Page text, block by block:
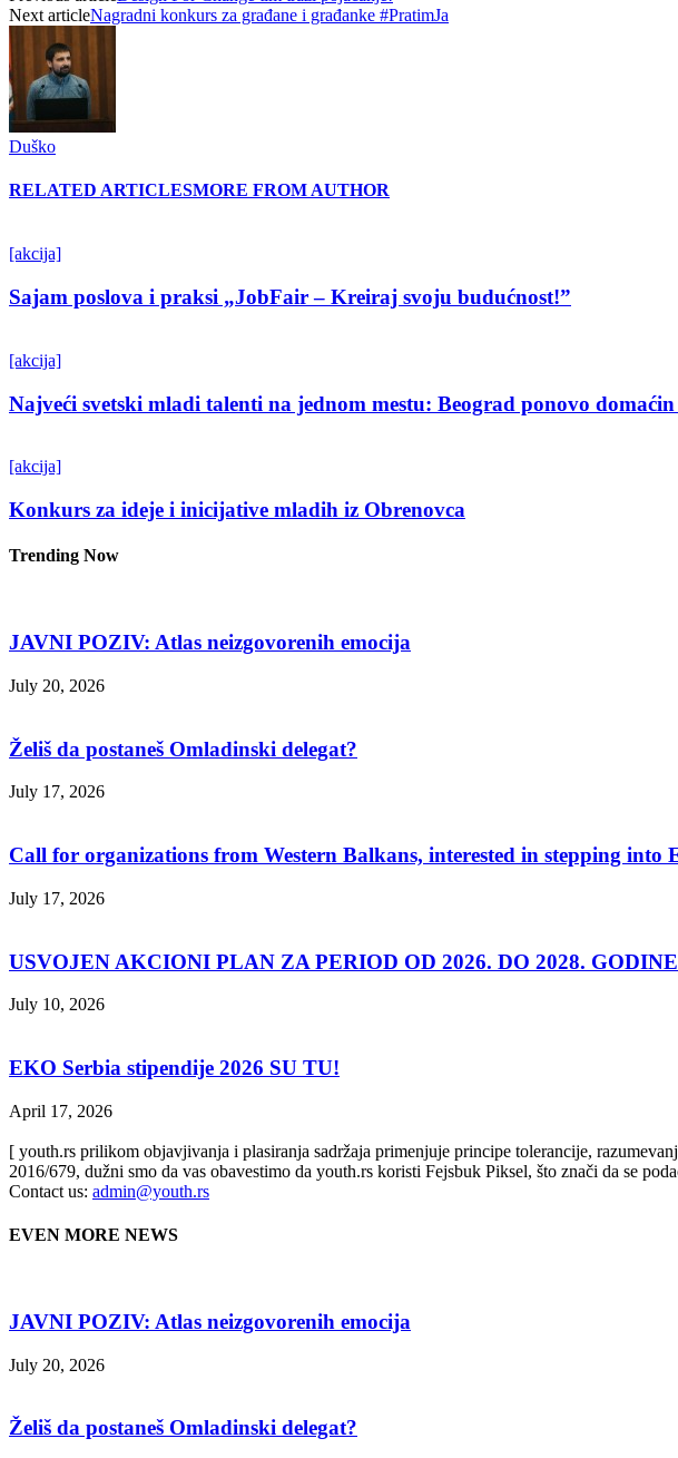
Next articleNagradni konkurs za građane i građanke #PratimJa
Duško
RELATED ARTICLESMORE FROM AUTHOR
[akcija]
Sajam poslova i praksi „JobFair – Kreiraj svoju budućnost!”
[akcija]
Najveći svetski mladi talenti na jednom mestu: Beograd ponovo
[akcija]
Konkurs za ideje i inicijative mladih iz Obrenovca
Trending Now
JAVNI POZIV: Atlas neizgovorenih emocija
July 20, 2026
Želiš da postaneš Omladinski delegat?
July 17, 2026
Call for organizations from Western Balkans, interested in stepping into
July 17, 2026
USVOJEN AKCIONI PLAN ZA PERIOD OD 2026. DO 2028.
July 10, 2026
EKO Serbia stipendije 2026 SU TU!
April 17, 2026
[ youth.rs prilikom objavjivanja i plasiranja sadržaja primenjuje principe tolerancije,
2016/679, dužni smo da vas obavestimo da youth.rs koristi Fejsbuk Piksel, što znači da se
Contact us: admin@youth.rs
EVEN MORE NEWS
JAVNI POZIV: Atlas neizgovorenih emocija
July 20, 2026
Želiš da postaneš Omladinski delegat?